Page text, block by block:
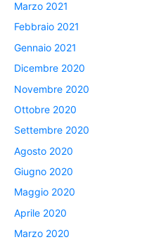
Marzo 2021
Febbraio 2021
Gennaio 2021
Dicembre 2020
Novembre 2020
Ottobre 2020
Settembre 2020
Agosto 2020
Giugno 2020
Maggio 2020
Aprile 2020
Marzo 2020